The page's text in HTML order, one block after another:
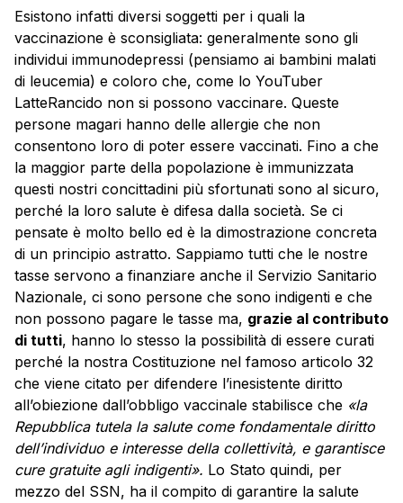
Esistono infatti diversi soggetti per i quali la
vaccinazione è sconsigliata: generalmente sono gli
individui immunodepressi (pensiamo ai bambini malati
di leucemia) e coloro che, come lo YouTuber
LatteRancido non si possono vaccinare. Queste
persone magari hanno delle allergie che non
consentono loro di poter essere vaccinati. Fino a che
la maggior parte della popolazione è immunizzata
questi nostri concittadini più sfortunati sono al sicuro,
perché la loro salute è difesa dalla società. Se ci
pensate è molto bello ed è la dimostrazione concreta
di un principio astratto. Sappiamo tutti che le nostre
tasse servono a finanziare anche il Servizio Sanitario
Nazionale, ci sono persone che sono indigenti e che
non possono pagare le tasse ma, grazie al contributo
di tutti, hanno lo stesso la possibilità di essere curati
perché la nostra Costituzione nel famoso articolo 32
che viene citato per difendere l’inesistente diritto
all’obiezione dall’obbligo vaccinale stabilisce che «la
Repubblica tutela la salute come fondamentale diritto
dell’individuo e interesse della collettività, e garantisce
cure gratuite agli indigenti». Lo Stato quindi, per
mezzo del SSN, ha il compito di garantire la salute